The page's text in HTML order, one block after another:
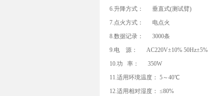
6.升降方式： 垂直式(测试臂)
7.点火方式： 电点火
8.数据记录： 3000条
9.电 源： AC220V±10% 50Hz±5%
10.功 率： 350W
11.适用环境温度： 5～40℃
12.适用相对湿度： ≤80%